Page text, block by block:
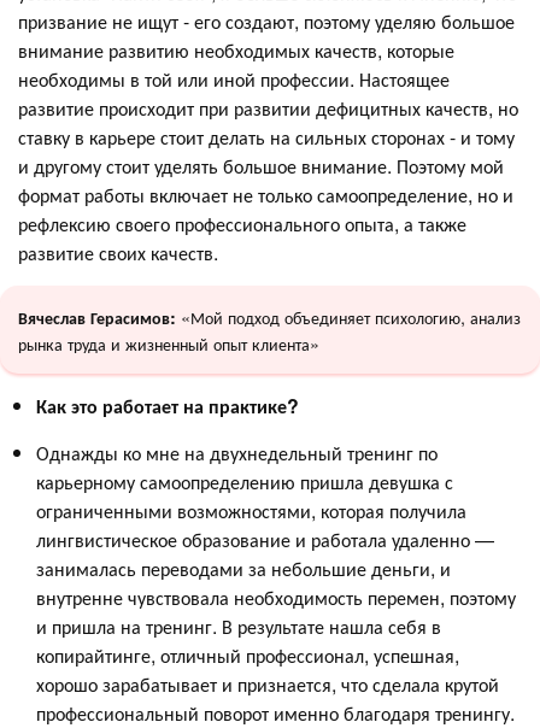
призвание не ищут - его создают, поэтому уделяю большое
внимание развитию необходимых качеств, которые
необходимы в той или иной профессии. Настоящее
развитие происходит при развитии дефицитных качеств, но
ставку в карьере стоит делать на сильных сторонах - и тому
и другому стоит уделять большое внимание. Поэтому мой
формат работы включает не только самоопределение, но и
рефлексию своего профессионального опыта, а также
развитие своих качеств.
Вячеслав Герасимов: «Мой подход объединяет психологию, анализ
рынка труда и жизненный опыт клиента»
Как это работает на практике?
Однажды ко мне на двухнедельный тренинг по
карьерному самоопределению пришла девушка с
ограниченными возможностями, которая получила
лингвистическое образование и работала удаленно —
занималась переводами за небольшие деньги, и
внутренне чувствовала необходимость перемен, поэтому
и пришла на тренинг. В результате нашла себя в
копирайтинге, отличный профессионал, успешная,
хорошо зарабатывает и признается, что сделала крутой
профессиональный поворот именно благодаря тренингу.